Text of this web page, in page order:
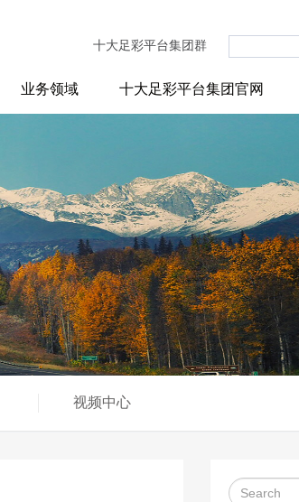
十大足彩平台集团群
业务领域 十大足彩平台集团官网
视频中心